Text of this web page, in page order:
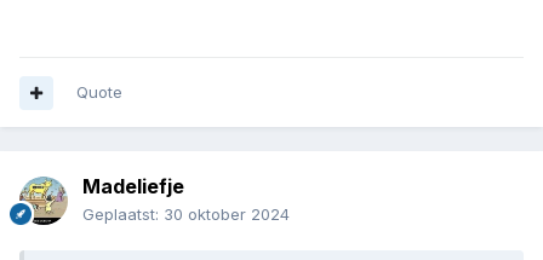
Quote
Madeliefje
Geplaatst: 30 oktober 2024